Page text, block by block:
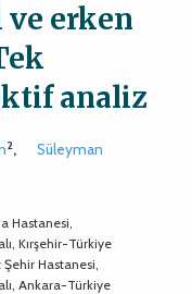
erken
analiz
2,
Süleyman
Hastanesi,
Kırşehir-Türkiye
Hastanesi,
Ankara-Türkiye